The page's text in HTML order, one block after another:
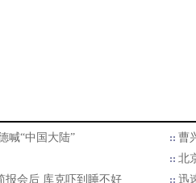
喊“中国大陆”
曹
北
报会后 库克吓到睡不好
迅